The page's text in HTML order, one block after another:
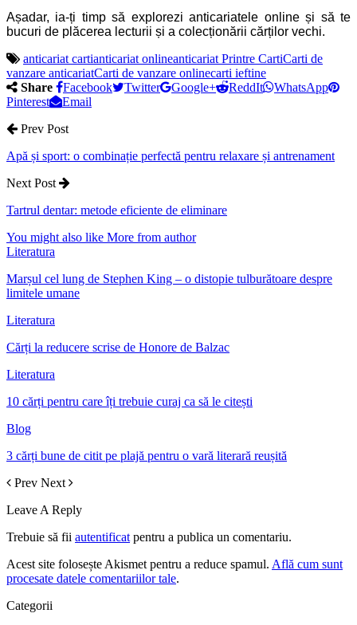
Așadar, ia-ți timp să explorezi anticariatele online și să te
bucuri de plăcerea lecturii și a colecționării cărților vechi.
anticariat cartianticariat onlineanticariat Printre CartiCarti de
vanzare anticariatCarti de vanzare onlinecarti ieftine
Share
Facebook Twitter Google+ ReddIt
WhatsApp
Pinterest
Email
Prev Post
Apă și sport: o combinație perfectă pentru relaxare și antrenament
Next Post
Tartrul dentar: metode eficiente de eliminare
You might also like More from author
Literatura
Marșul cel lung de Stephen King – o distopie tulburătoare despre
limitele umane
Literatura
Cărți la reducere scrise de Honore de Balzac
Literatura
10 cărți pentru care îți trebuie curaj ca să le citești
Blog
3 cărți bune de citit pe plajă pentru o vară literară reușită
Prev Next
Leave A Reply
Trebuie să fii autentificat pentru a publica un comentariu.
Acest site folosește Akismet pentru a reduce spamul. Află cum sunt
procesate datele comentariilor tale.
Categorii